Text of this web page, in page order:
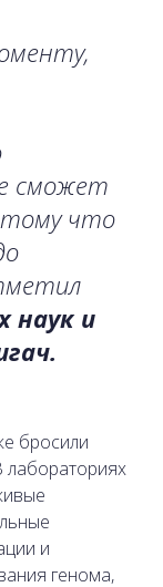
сможет
что
наук и
бросили
лабораториях
и
генома,